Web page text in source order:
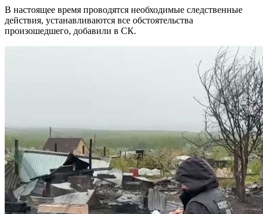
В настоящее время проводятся необходимые следственные
действия, устанавливаются все обстоятельства
произошедшего, добавили в СК.